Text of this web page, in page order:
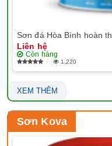
Sơn đá Hòa Bình hoàn
Liên hệ
Còn hàng
1,220
XEM THÊM
Sơn Kova